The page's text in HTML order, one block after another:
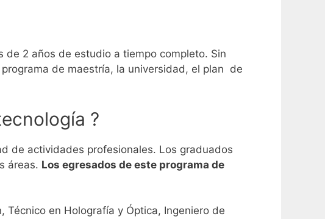
de 2 años de estudio a tiempo completo. Sin
de maestría, la universidad, el plan de
?
de actividades profesionales. Los graduados
áreas. Los egresados de este programa de
en Holografía y Óptica, Ingeniero de